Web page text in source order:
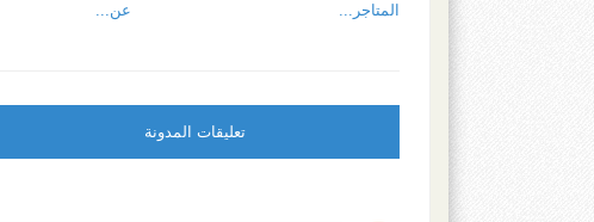
المتاجر...
عن...
تعليقات المدونة